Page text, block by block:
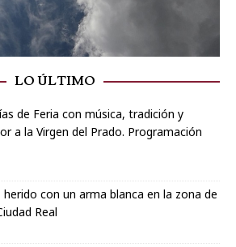
LO ÚLTIMO
de Feria con música, tradición y
a la Virgen del Prado. Programación
con un arma blanca en la zona de
Real